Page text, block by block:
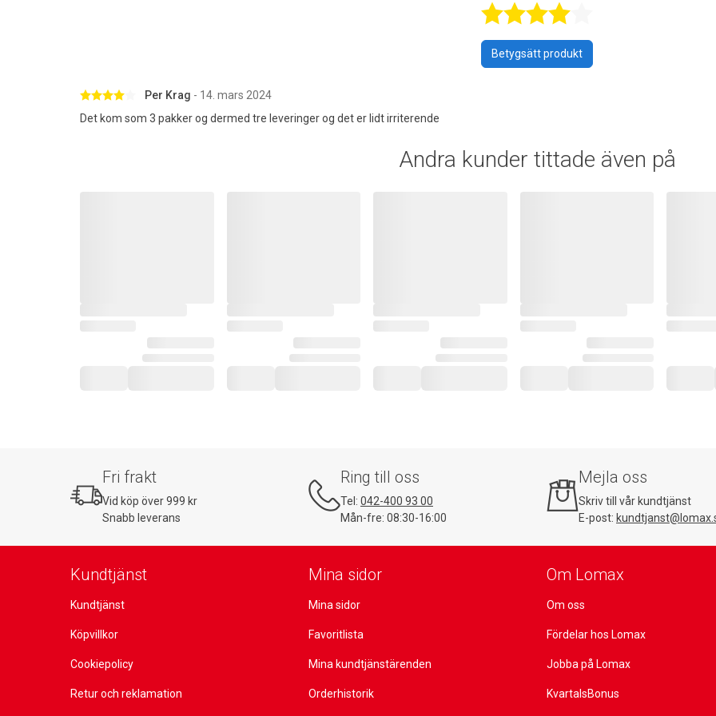
Betygsätt produkt
Betygsatt 4 av 5 stjärnor
Per Krag - 14. mars 2024
Det kom som 3 pakker og dermed tre leveringer og det er lidt irriterende
Andra kunder tittade även på
Fri frakt
Vid köp över 999 kr
Snabb leverans
Ring till oss
Tel: 042-400 93 00
Mån-fre: 08:30-16:00
Mejla oss
Skriv till vår kundtjänst
E-post:
Kundtjänst
Kundtjänst
Köpvillkor
Cookiepolicy
Retur och reklamation
Mina sidor
Mina sidor
Favoritlista
Mina kundtjänstärenden
Orderhistorik
Om Lomax
Om oss
Fördelar hos Lomax
Jobba på Lomax
KvartalsBonus